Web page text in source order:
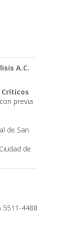
A.C.
previa
de San
de
4488